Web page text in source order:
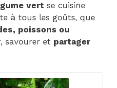
vert se cuisine
à tous les goûts, que
poissons ou
, savourer et partager